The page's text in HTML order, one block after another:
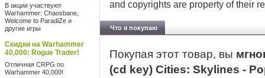
В акции участвуют
Warhammer: Chaosbane,
Welcome to ParadiZe и
другие игры
Скидки на Warhammer
40,000: Rogue Trader!
Отличная CRPG по
Warhammer 40,000!
and copyrights are property of their
Что я покупаю
Покупая этот товар, вы
(cd key) Cities: Skylines -